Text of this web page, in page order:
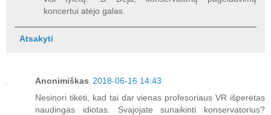
koncertui atėjo galas.
Atsakyti
Anonimiškas 2018-06-16 14:43
Nesinori tikėti, kad tai dar vienas profesoriaus VR išperėtas
naudingas idiotas. Svajojate sunaikinti konservatorius?